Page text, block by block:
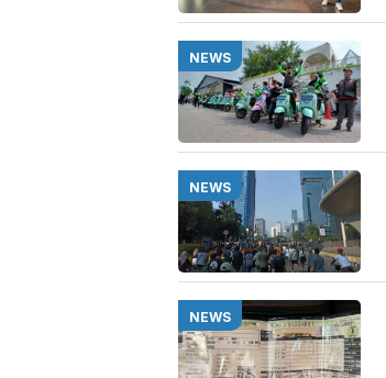
NEWS
NEWS
NEWS